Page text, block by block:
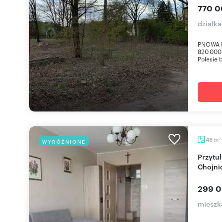
770
Polesie
WYRÓŻNIONE 48 m2
Przytulne 3-pokojowe mieszkanie 48 m² w
299